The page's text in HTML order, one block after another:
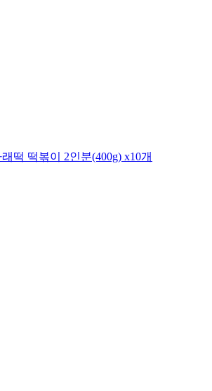
떡 떡볶이 2인분(400g) x10개